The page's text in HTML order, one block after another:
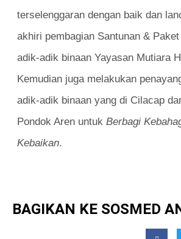
terselenggaran dengan baik dan
akhiri pembagian Santunan &
adik-adik binaan Yayasan Mutiara
Kemudian juga melakukan
adik-adik binaan yang di Cilacap
Pondok Aren untuk Berbagi
Kebaikan.
BAGIKAN KE SOSMED